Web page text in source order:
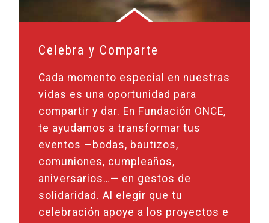
Celebra y Comparte
Cada momento especial en nuestras
vidas es una oportunidad para
compartir y dar. En Fundación ONCE,
te ayudamos a transformar tus
eventos —bodas, bautizos,
comuniones, cumpleaños,
aniversarios…— en gestos de
solidaridad. Al elegir que tu
celebración apoye a los proyectos e